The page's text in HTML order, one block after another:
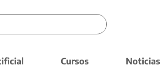
Cursos Noticias